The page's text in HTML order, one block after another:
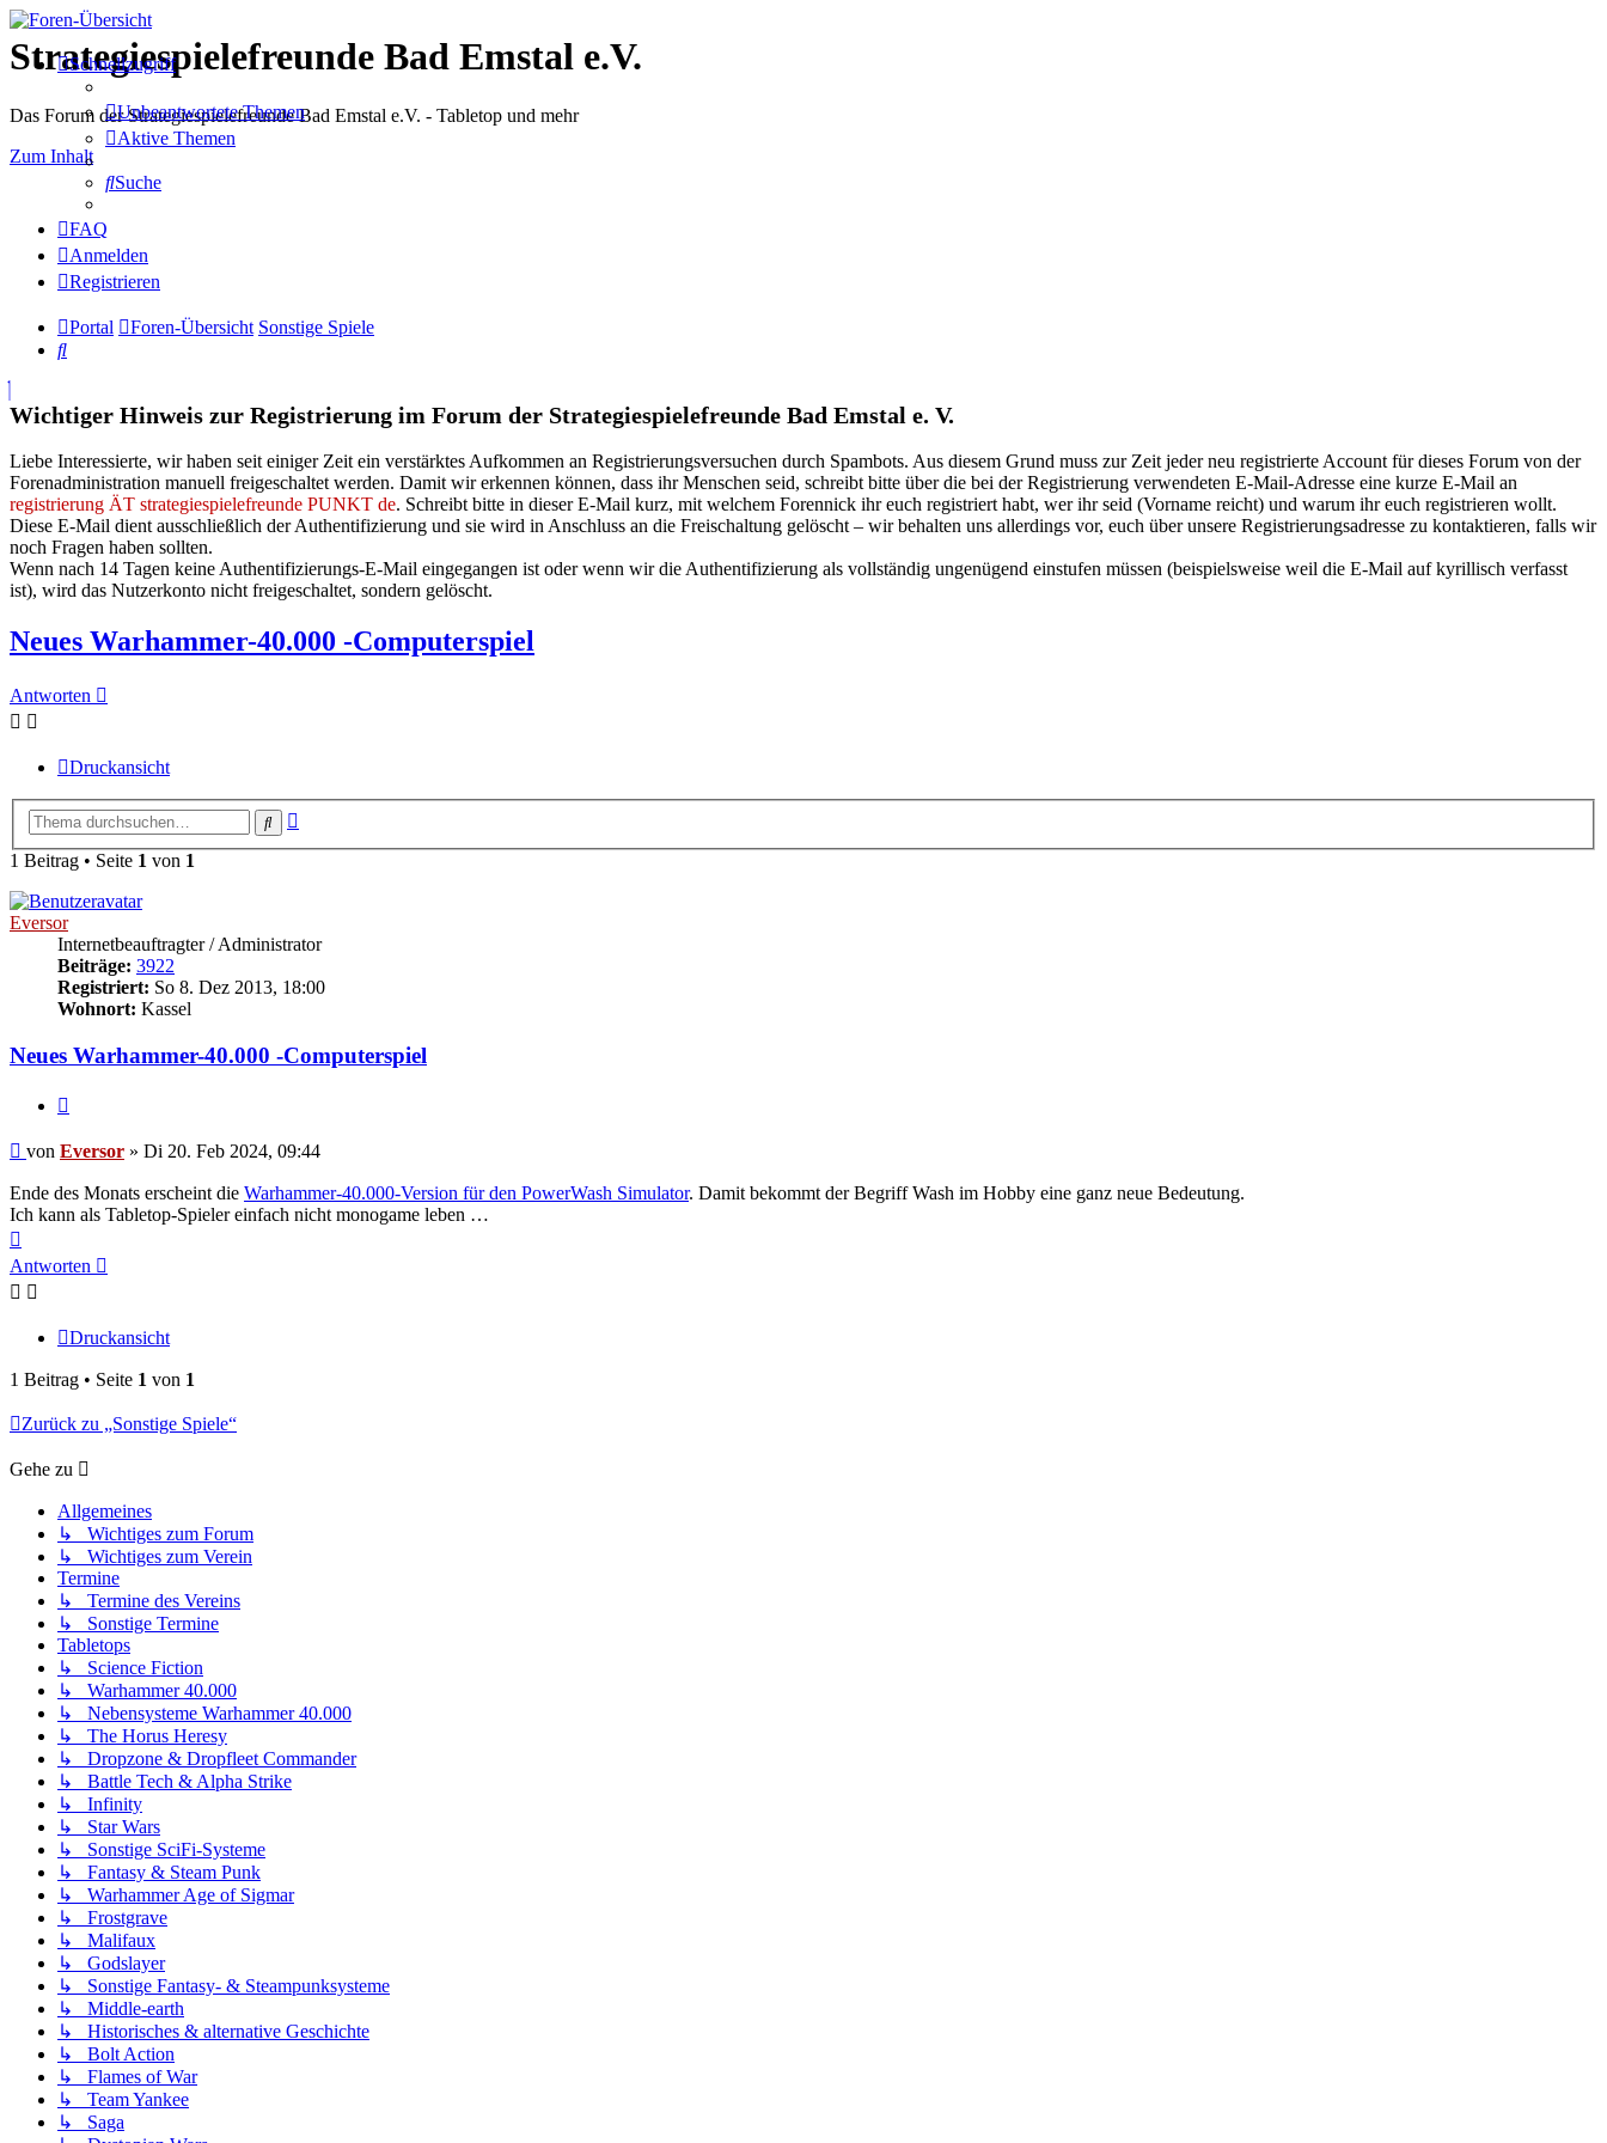
Strategiespielefreunde Bad Emstal e.V.
Das Forum der Strategiespielefreunde Bad Emstal e.V. - Tabletop und mehr
Zum Inhalt
Schnellzugriff
Unbeantwortete Themen
Aktive Themen
Suche
FAQ
Anmelden
Registrieren
Portal Foren-Übersicht Sonstige Spiele
Suche
Wichtiger Hinweis zur Registrierung im Forum der Strategiespielefreunde Bad Emstal e. V.
Liebe Interessierte, wir haben seit einiger Zeit ein verstärktes Aufkommen an Registrierungsversuchen durch Spambots. Aus diesem Grund muss zur Zeit jeder neu registrierte Account für dieses Forum von der
Forenadministration manuell freigeschaltet werden. Damit wir erkennen können, dass ihr Menschen seid, schreibt bitte über die bei der Registrierung verwendeten E-Mail-Adresse eine kurze E-Mail an
registrierung ÄT strategiespielefreunde PUNKT de. Schreibt bitte in dieser E-Mail kurz, mit welchem Forennick ihr euch registriert habt, wer ihr seid (Vorname reicht) und warum ihr euch registrieren wollt.
Diese E-Mail dient ausschließlich der Authentifizierung und sie wird in Anschluss an die Freischaltung gelöscht – wir behalten uns allerdings vor, euch über unsere Registrierungsadresse zu kontaktieren, falls wir
noch Fragen haben sollten.
Wenn nach 14 Tagen keine Authentifizierungs-E-Mail eingegangen ist oder wenn wir die Authentifizierung als vollständig ungenügend einstufen müssen (beispielsweise weil die E-Mail auf kyrillisch verfasst
ist), wird das Nutzerkonto nicht freigeschaltet, sondern gelöscht.
Neues Warhammer-40.000 -Computerspiel
Antworten
Druckansicht
Suche
1 Beitrag • Seite 1 von 1
Eversor
Internetbeauftragter / Administrator
Beiträge: 3922
Registriert: So 8. Dez 2013, 18:00
Wohnort: Kassel
Neues Warhammer-40.000 -Computerspiel
Beitrag
von Eversor » Di 20. Feb 2024, 09:44
Ende des Monats erscheint die Warhammer-40.000-Version für den PowerWash Simulator. Damit bekommt der Begriff Wash im Hobby eine ganz neue Bedeutung.
Ich kann als Tabletop-Spieler einfach nicht monogame leben …
oben
Antworten
Druckansicht
1 Beitrag • Seite 1 von 1
Zurück zu „Sonstige Spiele“
Gehe zu
Allgemeines
↳ Wichtiges zum Forum
↳ Wichtiges zum Verein
Termine
↳ Termine des Vereins
↳ Sonstige Termine
Tabletops
↳ Science Fiction
↳ Warhammer 40.000
↳ Nebensysteme Warhammer 40.000
↳ The Horus Heresy
↳ Dropzone & Dropfleet Commander
↳ Battle Tech & Alpha Strike
↳ Infinity
↳ Star Wars
↳ Sonstige SciFi-Systeme
↳ Fantasy & Steam Punk
↳ Warhammer Age of Sigmar
↳ Frostgrave
↳ Malifaux
↳ Godslayer
↳ Sonstige Fantasy- & Steampunksysteme
↳ Middle-earth
↳ Historisches & alternative Geschichte
↳ Bolt Action
↳ Flames of War
↳ Team Yankee
↳ Saga